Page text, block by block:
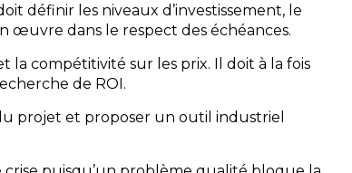
définir les niveaux d’investissement, le
œuvre dans le respect des échéances.
la compétitivité sur les prix. Il doit à la fois
de ROI.
projet et proposer un outil industriel